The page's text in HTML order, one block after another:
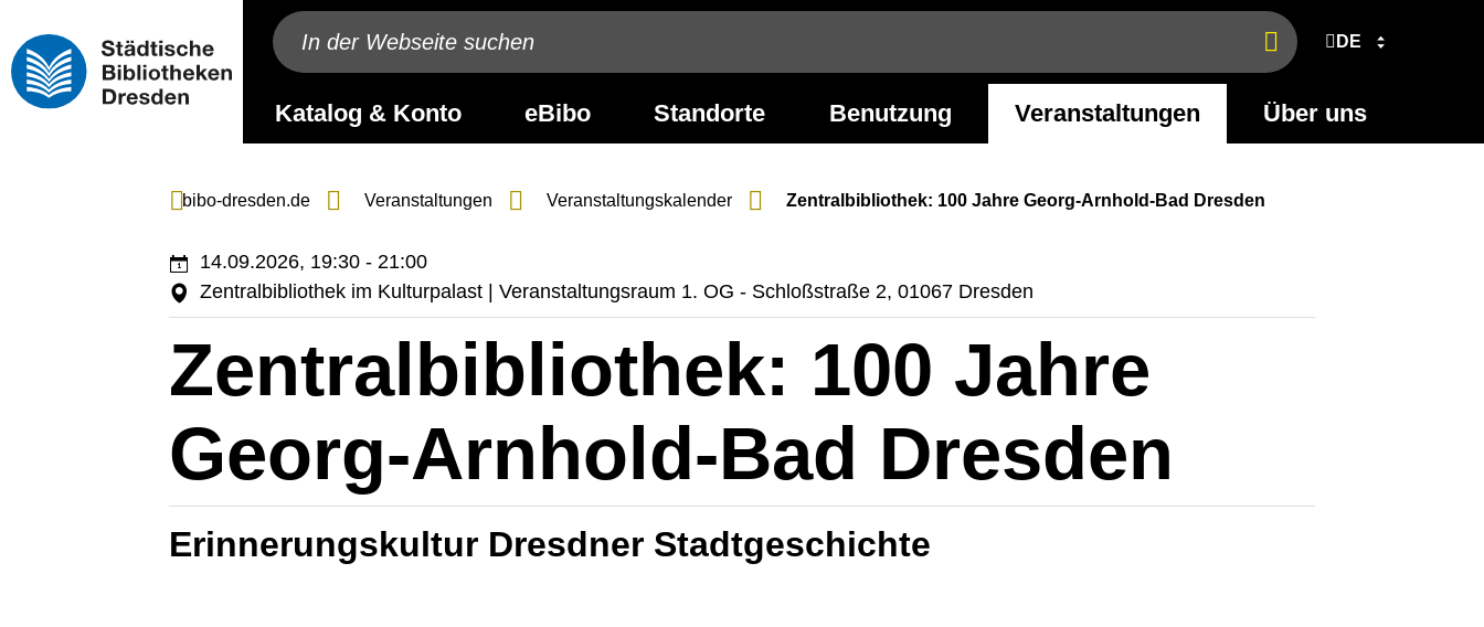
Jetzt
finden
DE
Katalog & Konto eBibo Standorte Benutzung Veranstaltungen Über uns
bibo-dresden.de Veranstaltungen Veranstaltungs­kalender Zentralbibliothek: 100 Jahre Georg-Arnhold-Bad Dresden
14.09.2026, 19:30 - 21:00
Zentralbibliothek im Kulturpalast | Veranstaltungsraum 1. OG - Schloßstraße 2, 01067 Dresden
Zentralbibliothek: 100 Jahre
Georg-Arnhold-Bad Dresden
Erinnerungskultur Dresdner Stadtgeschichte